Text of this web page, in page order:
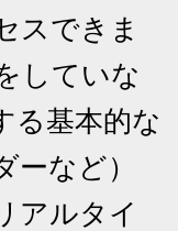
スできま
していな
る基本的な
など）
アルタイ